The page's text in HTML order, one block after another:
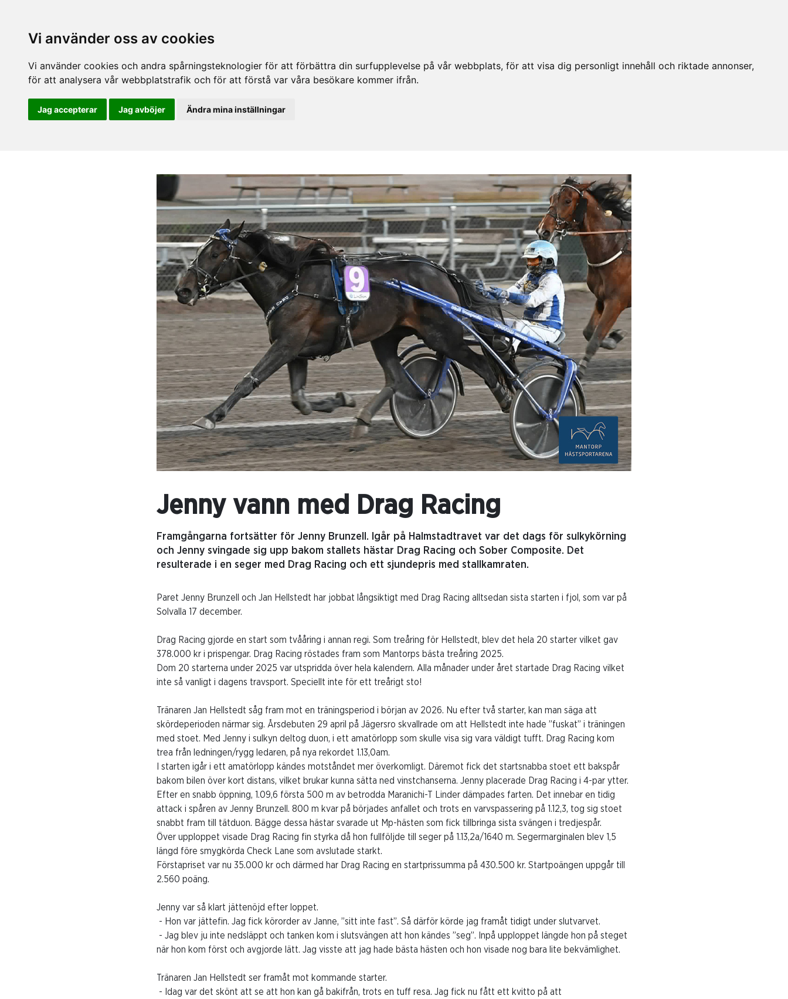
Vi använder oss av cookies
Vi använder cookies och andra spårningsteknologier för att förbättra din surfupplevelse på vår webbplats, för att visa dig personligt innehåll och riktade annonser,
för att analysera vår webbplatstrafik och för att förstå var våra besökare kommer ifrån.
Jag accepterar Jag avböjer Ändra mina inställningar
Jenny vann med Drag Racing
Framgångarna fortsätter för Jenny Brunzell. Igår på Halmstadtravet var det dags för sulkykörning
och Jenny svingade sig upp bakom stallets hästar Drag Racing och Sober Composite. Det
resulterade i en seger med Drag Racing och ett sjundepris med stallkamraten.
Paret Jenny Brunzell och Jan Hellstedt har jobbat långsiktigt med Drag Racing alltsedan sista starten i fjol, som var på
Solvalla 17 december.
Drag Racing gjorde en start som tvååring i annan regi. Som treåring för Hellstedt, blev det hela 20 starter vilket gav
378.000 kr i prispengar. Drag Racing röstades fram som Mantorps bästa treåring 2025.
Dom 20 starterna under 2025 var utspridda över hela kalendern. Alla månader under året startade Drag Racing vilket
inte så vanligt i dagens travsport. Speciellt inte för ett treårigt sto!
Tränaren Jan Hellstedt såg fram mot en träningsperiod i början av 2026. Nu efter två starter, kan man säga att
skördeperioden närmar sig. Årsdebuten 29 april på Jägersro skvallrade om att Hellstedt inte hade ”fuskat” i träningen
med stoet. Med Jenny i sulkyn deltog duon, i ett amatörlopp som skulle visa sig vara väldigt tufft. Drag Racing kom
trea från ledningen/rygg ledaren, på nya rekordet 1.13,0am.
I starten igår i ett amatörlopp kändes motståndet mer överkomligt. Däremot fick det startsnabba stoet ett bakspår
bakom bilen över kort distans, vilket brukar kunna sätta ned vinstchanserna. Jenny placerade Drag Racing i 4-par ytter.
Efter en snabb öppning, 1.09,6 första 500 m av betrodda Maranichi-T Linder dämpades farten. Det innebar en tidig
attack i spåren av Jenny Brunzell. 800 m kvar på börjades anfallet och trots en varvspassering på 1.12,3, tog sig stoet
snabbt fram till tätduon. Bägge dessa hästar svarade ut Mp-hästen som fick tillbringa sista svängen i tredjespår.
Över upploppet visade Drag Racing fin styrka då hon fullföljde till seger på 1.13,2a/1640 m. Segermarginalen blev 1,5
längd före smygkörda Check Lane som avslutade starkt.
Förstapriset var nu 35.000 kr och därmed har Drag Racing en startprissumma på 430.500 kr. Startpoängen uppgår till
2.560 poäng.
Jenny var så klart jättenöjd efter loppet.
- Hon var jättefin. Jag fick körorder av Janne, ”sitt inte fast”. Så därför körde jag framåt tidigt under slutvarvet.
- Jag blev ju inte nedsläppt och tanken kom i slutsvängen att hon kändes ”seg”. Inpå upploppet längde hon på steget
när hon kom först och avgjorde lätt. Jag visste att jag hade bästa hästen och hon visade nog bara lite bekvämlighet.
Tränaren Jan Hellstedt ser framåt mot kommande starter.
- Idag var det skönt att se att hon kan gå bakifrån, trots en tuff resa. Jag fick nu fått ett kvitto på att